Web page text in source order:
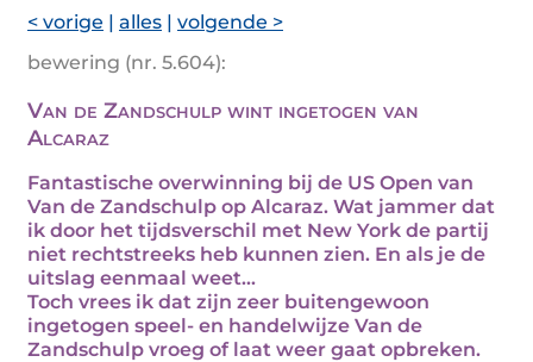
< vorige | alles | volgende >
bewering (nr. 5.604):
Van de Zandschulp wint ingetogen van
Alcaraz
Fantastische overwinning bij de US Open van
Van de Zandschulp op Alcaraz. Wat jammer dat
ik door het tijdsverschil met New York de partij
niet rechtstreeks heb kunnen zien. En als je de
uitslag eenmaal weet...
Toch vrees ik dat zijn zeer buitengewoon
ingetogen speel- en handelwijze Van de
Zandschulp vroeg of laat weer gaat opbreken.